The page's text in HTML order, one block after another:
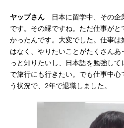
ヤップさん 日本に留学中、その企
です。その縁ですね。ただ仕事が
かったんです。大変でした。仕事
はなく、やりたいことがたくさん
っと知りたいし、日本語を勉強し
で旅行にも行きたい。でも仕事中
う状況で、2年で退職しました。